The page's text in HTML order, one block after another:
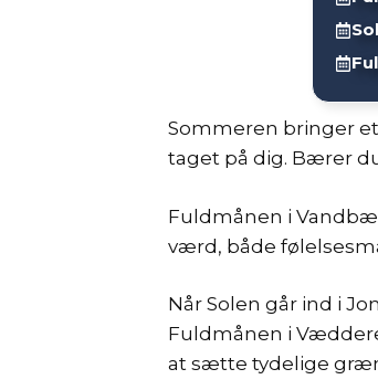
Sommeren bringer
taget på dig. Bærer
Fuldmånen i
værd, både
Når Solen går ind i
Fuldmånen i
at sætte tydelige